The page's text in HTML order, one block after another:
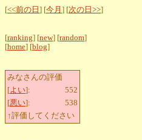
[<<前の日 ] [今月 ] [次の日>>]
[ranking] [new] [random]
[home] [blog]
みなさんの評価
[よい]:
552
[悪い]:
538
↑評価してください